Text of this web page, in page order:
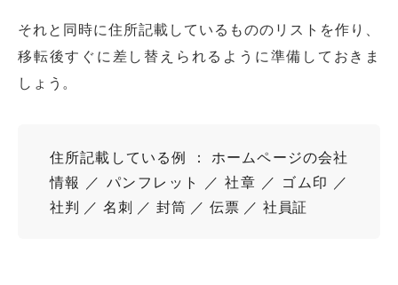
それと同時に住所記載しているもののリストを作り、
移転後すぐに差し替えられるように準備しておきま
しょう。
住所記載している例 ： ホームページの会社
情報 ／ パンフレット ／ 社章 ／ ゴム印 ／
社判 ／ 名刺 ／ 封筒 ／ 伝票 ／ 社員証